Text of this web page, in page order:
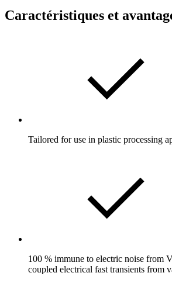
Caractéristiques et
Tailored for use in plastic processing
100 % immune to electric noise from
coupled electrical fast transients from